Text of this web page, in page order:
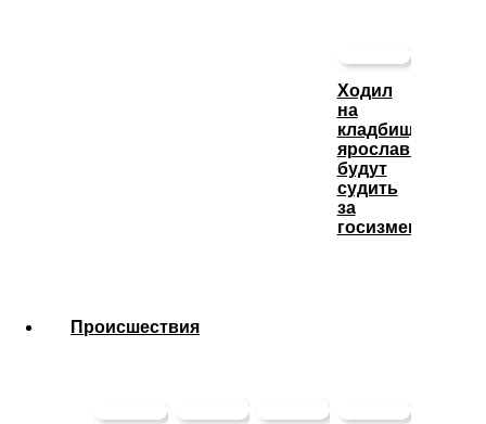
Ходил
на
кладбище:
ярославца
будут
судить
за
госизмену
Происшествия